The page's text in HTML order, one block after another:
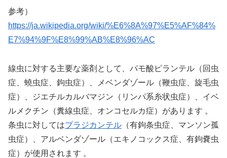
参考）
https://ja.wikipedia.org/wiki/%E6%8A%97%E5%AF%84%
E7%94%9F%E8%99%AB%E8%96%AC
線虫に対する主要な薬剤として、パモ酸ピランテル（回虫
症、蟯虫症、鉤虫症）、メベンダゾール（鞭虫症、旋毛虫
症）、ジエチルカルバマジン（リンパ系糸状虫症）、イベ
ルメクチン（糞線虫症、オンコセルカ症）があります 。
条虫に対してはプラジカンテル （有鉤条虫症、マンソン孤
虫症）、アルベンダゾール（エキノコックス症、有鉤嚢虫
症）が使用されます 。